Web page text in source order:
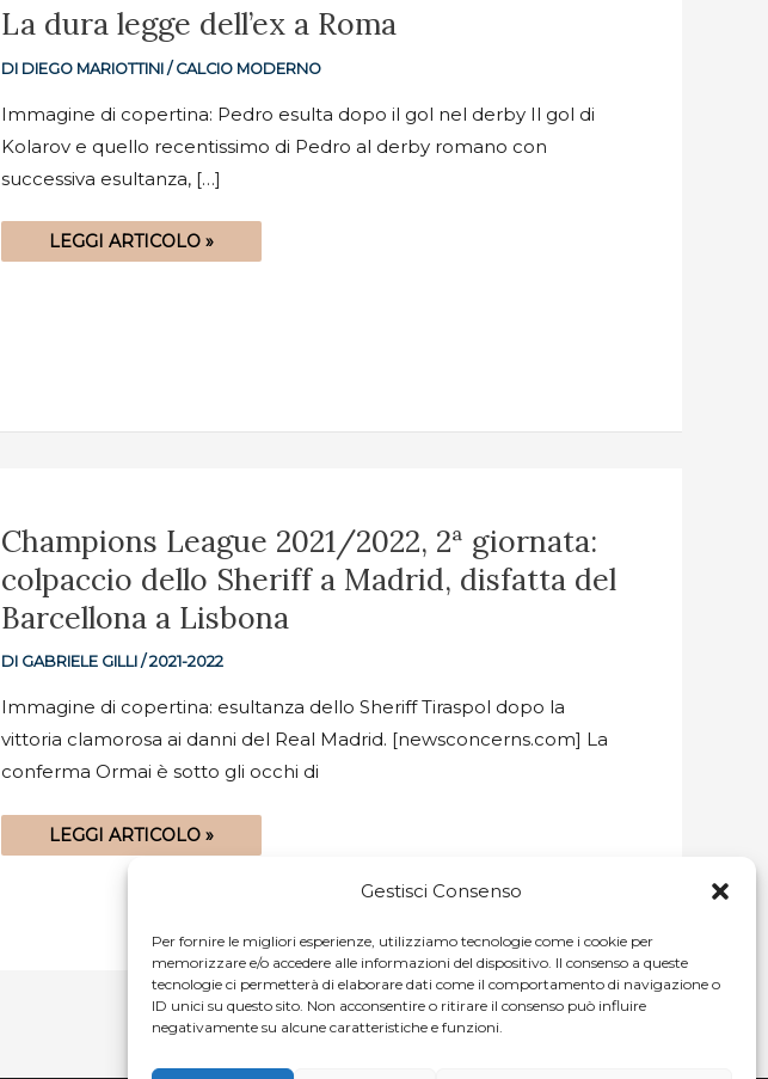
Gestisci Consenso
Per fornire le migliori esperienze, utilizziamo tecnologie come i cookie per
memorizzare e/o accedere alle informazioni del dispositivo. Il consenso a queste
tecnologie ci permetterà di elaborare dati come il comportamento di navigazione o
ID unici su questo sito. Non acconsentire o ritirare il consenso può influire
negativamente su alcune caratteristiche e funzioni.
La dura legge dell’ex a Roma
DI DIEGO MARIOTTINI / CALCIO MODERNO
Immagine di copertina: Pedro esulta dopo il gol nel derby Il gol di
Kolarov e quello recentissimo di Pedro al derby romano con
successiva esultanza, […]
LA
DURA
DELL’EX
A
LEGGI ARTICOLO »
Champions League 2021/2022, 2ª giornata:
colpaccio dello Sheriff a Madrid, disfatta del
Barcellona a Lisbona
DI GABRIELE GILLI /2021-2022
Immagine di copertina: esultanza dello Sheriff Tiraspol dopo la
vittoria clamorosa ai danni del Real Madrid. [newsconcerns.com] La
conferma Ormai è sotto gli occhi di
CHAMPIONS
LEAGUE
2021/2022,
2ª
GIORNATA:
COLPACCIO
DELLO
A
DISFATTA
DEL
BARCELLONA
A
LISBONA
LEGGI ARTICOLO »